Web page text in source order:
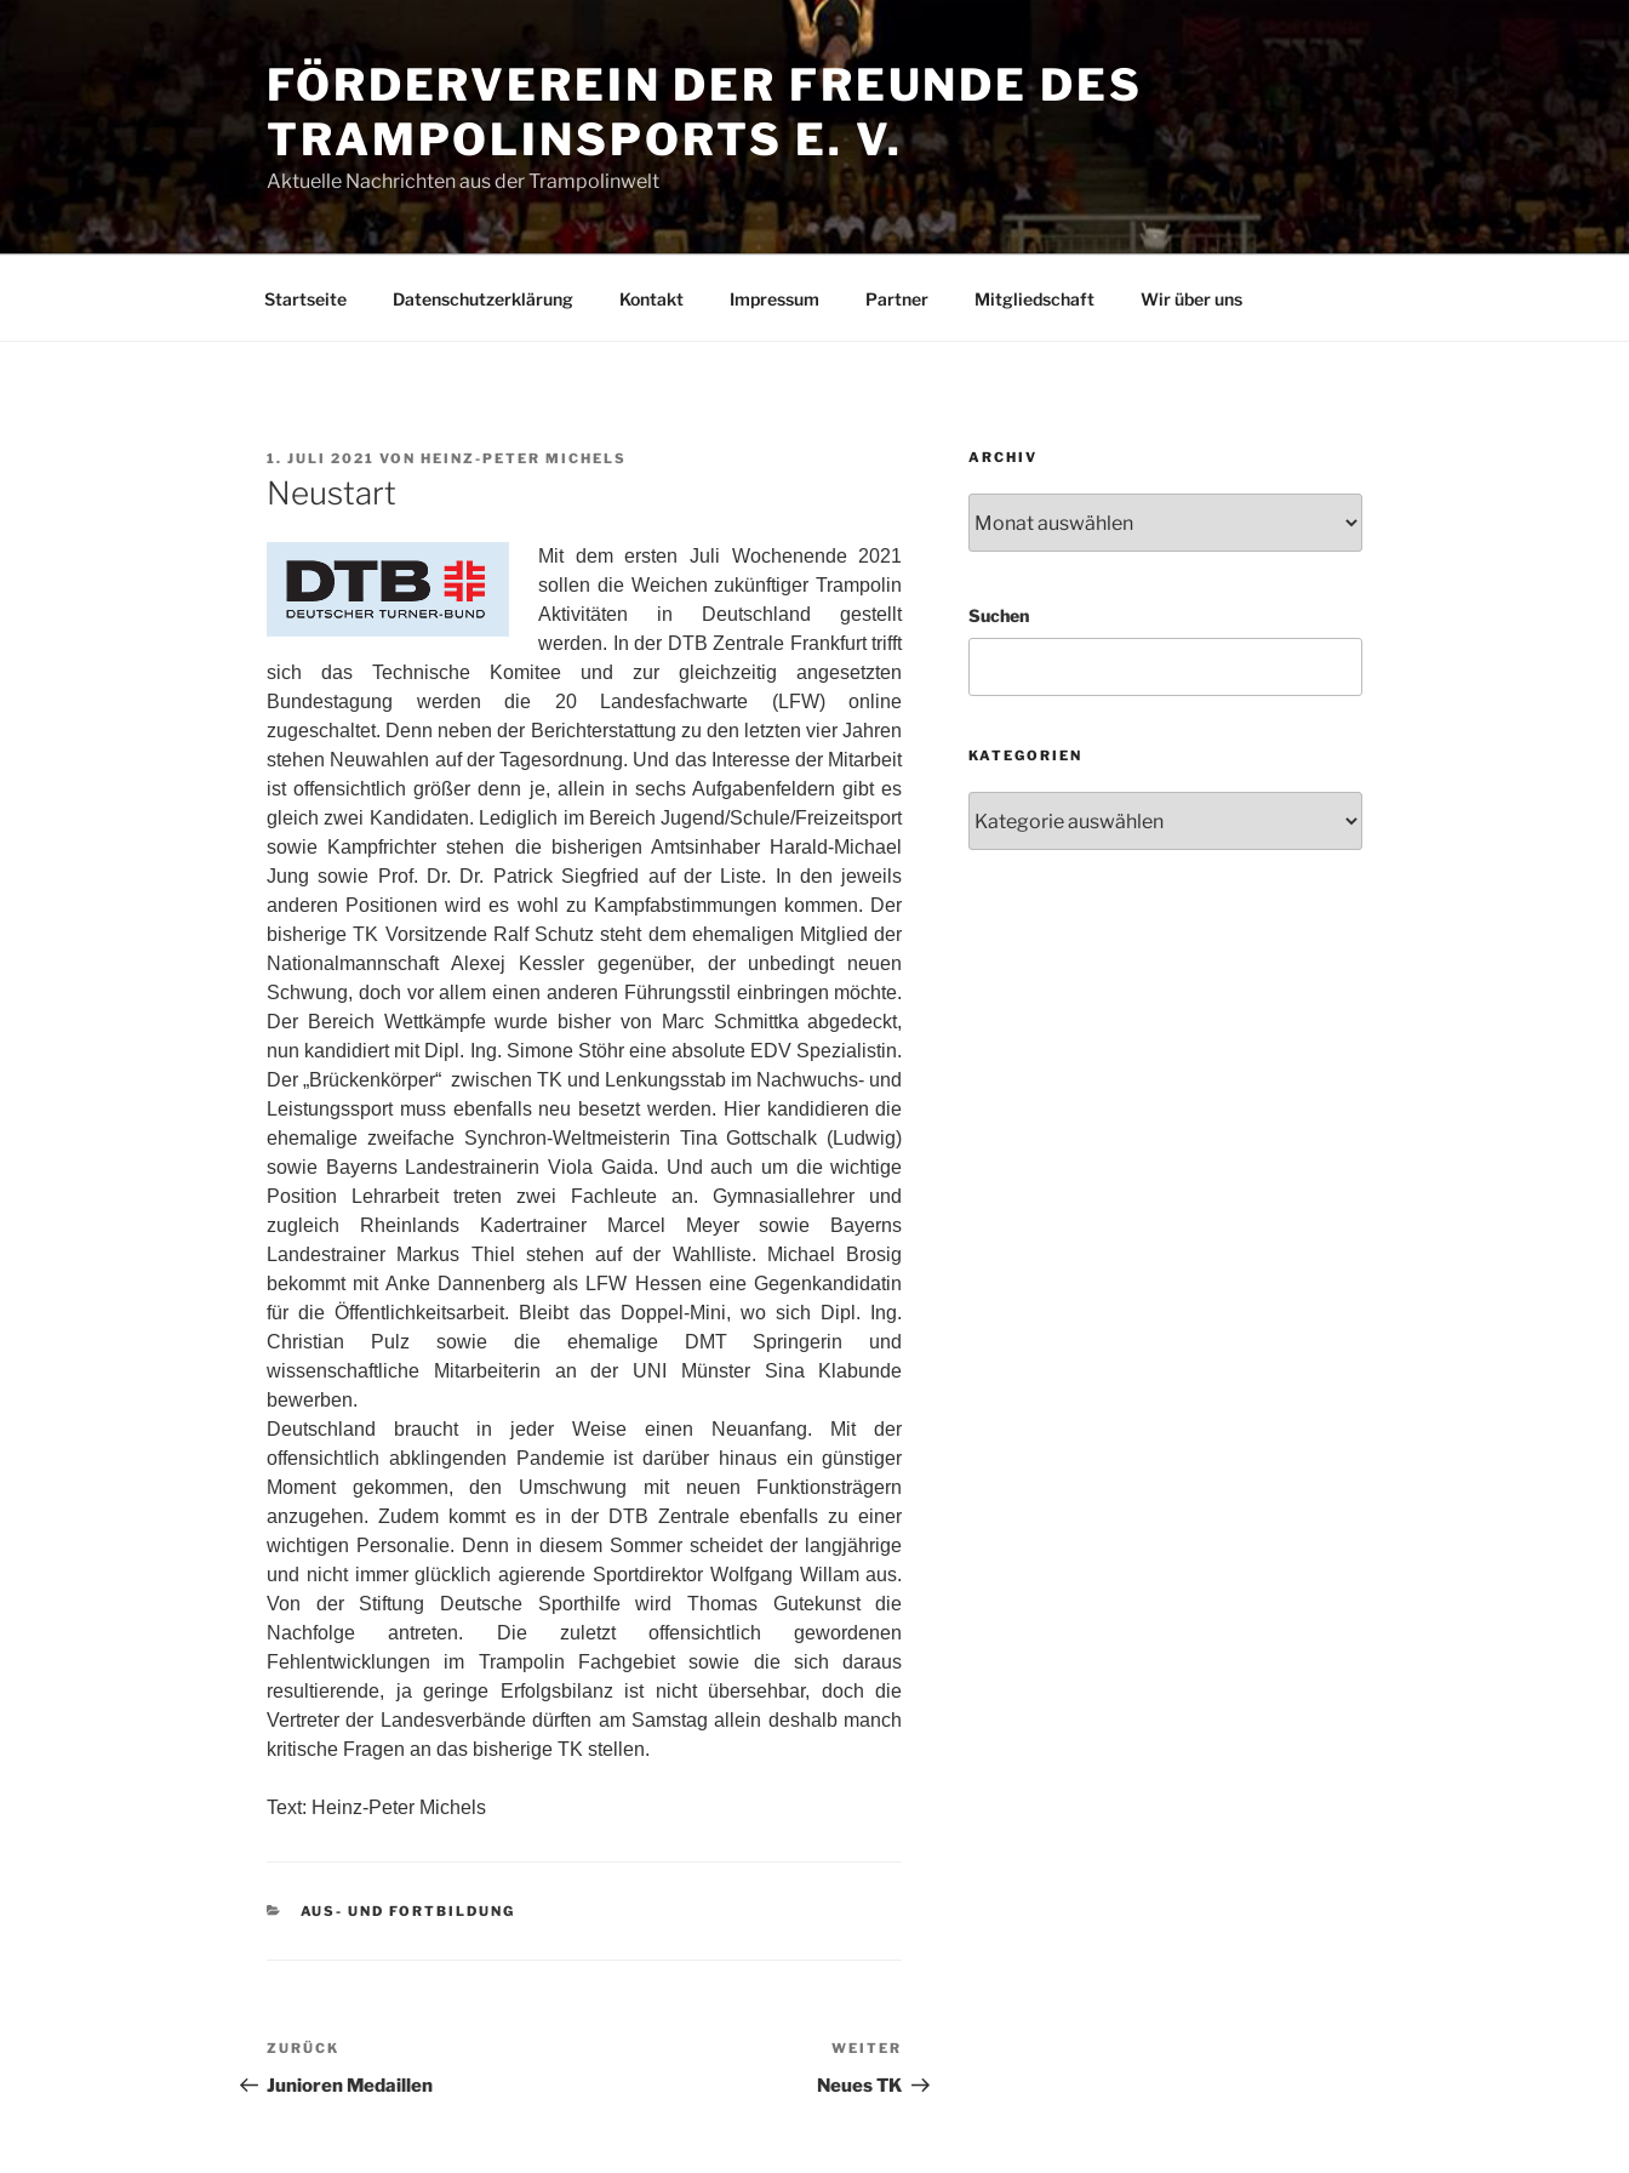
FÖRDERVEREIN DER FREUNDE DES
TRAMPOLINSPORTS E. V.
Aktuelle Nachrichten aus der Trampolinwelt
Startseite Datenschutzerklärung Kontakt Impressum Partner Mitgliedschaft Wir über uns
VERÖFFENTLICHT
AM
1. JULI 2021 VON HEINZ-PETER MICHELS
Neustart
Mit dem ersten Juli Wochenende 2021
sollen die Weichen zukünftiger Trampolin
Aktivitäten in Deutschland gestellt
werden. In der DTB Zentrale Frankfurt trifft
sich das Technische Komitee und zur gleichzeitig angesetzten
Bundestagung werden die 20 Landesfachwarte (LFW) online
zugeschaltet. Denn neben der Berichterstattung zu den letzten vier Jahren
stehen Neuwahlen auf der Tagesordnung. Und das Interesse der Mitarbeit
ist offensichtlich größer denn je, allein in sechs Aufgabenfeldern gibt es
gleich zwei Kandidaten. Lediglich im Bereich Jugend/Schule/Freizeitsport
sowie Kampfrichter stehen die bisherigen Amtsinhaber Harald-Michael
Jung sowie Prof. Dr. Dr. Patrick Siegfried auf der Liste. In den jeweils
anderen Positionen wird es wohl zu Kampfabstimmungen kommen. Der
bisherige TK Vorsitzende Ralf Schutz steht dem ehemaligen Mitglied der
Nationalmannschaft Alexej Kessler gegenüber, der unbedingt neuen
Schwung, doch vor allem einen anderen Führungsstil einbringen möchte.
Der Bereich Wettkämpfe wurde bisher von Marc Schmittka abgedeckt,
nun kandidiert mit Dipl. Ing. Simone Stöhr eine absolute EDV Spezialistin.
Der „Brückenkörper“ zwischen TK und Lenkungsstab im Nachwuchs- und
Leistungssport muss ebenfalls neu besetzt werden. Hier kandidieren die
ehemalige zweifache Synchron-Weltmeisterin Tina Gottschalk (Ludwig)
sowie Bayerns Landestrainerin Viola Gaida. Und auch um die wichtige
Position Lehrarbeit treten zwei Fachleute an. Gymnasiallehrer und
zugleich Rheinlands Kadertrainer Marcel Meyer sowie Bayerns
Landestrainer Markus Thiel stehen auf der Wahlliste. Michael Brosig
bekommt mit Anke Dannenberg als LFW Hessen eine Gegenkandidatin
für die Öffentlichkeitsarbeit. Bleibt das Doppel-Mini, wo sich Dipl. Ing.
Christian Pulz sowie die ehemalige DMT Springerin und
wissenschaftliche Mitarbeiterin an der UNI Münster Sina Klabunde
bewerben.
Deutschland braucht in jeder Weise einen Neuanfang. Mit der
offensichtlich abklingenden Pandemie ist darüber hinaus ein günstiger
Moment gekommen, den Umschwung mit neuen Funktionsträgern
anzugehen. Zudem kommt es in der DTB Zentrale ebenfalls zu einer
wichtigen Personalie. Denn in diesem Sommer scheidet der langjährige
und nicht immer glücklich agierende Sportdirektor Wolfgang Willam aus.
Von der Stiftung Deutsche Sporthilfe wird Thomas Gutekunst die
Nachfolge antreten. Die zuletzt offensichtlich gewordenen
Fehlentwicklungen im Trampolin Fachgebiet sowie die sich daraus
resultierende, ja geringe Erfolgsbilanz ist nicht übersehbar, doch die
Vertreter der Landesverbände dürften am Samstag allein deshalb manch
kritische Fragen an das bisherige TK stellen.
Text: Heinz-Peter Michels
KATEGORIEN
AUS- UND FORTBILDUNG
Beitragsnavigation
Vorheriger
Beitrag
ZURÜCK
Junioren Medaillen
Beitrag
WEITER
Neues TK
ARCHIV
Suchen
KATEGORIEN